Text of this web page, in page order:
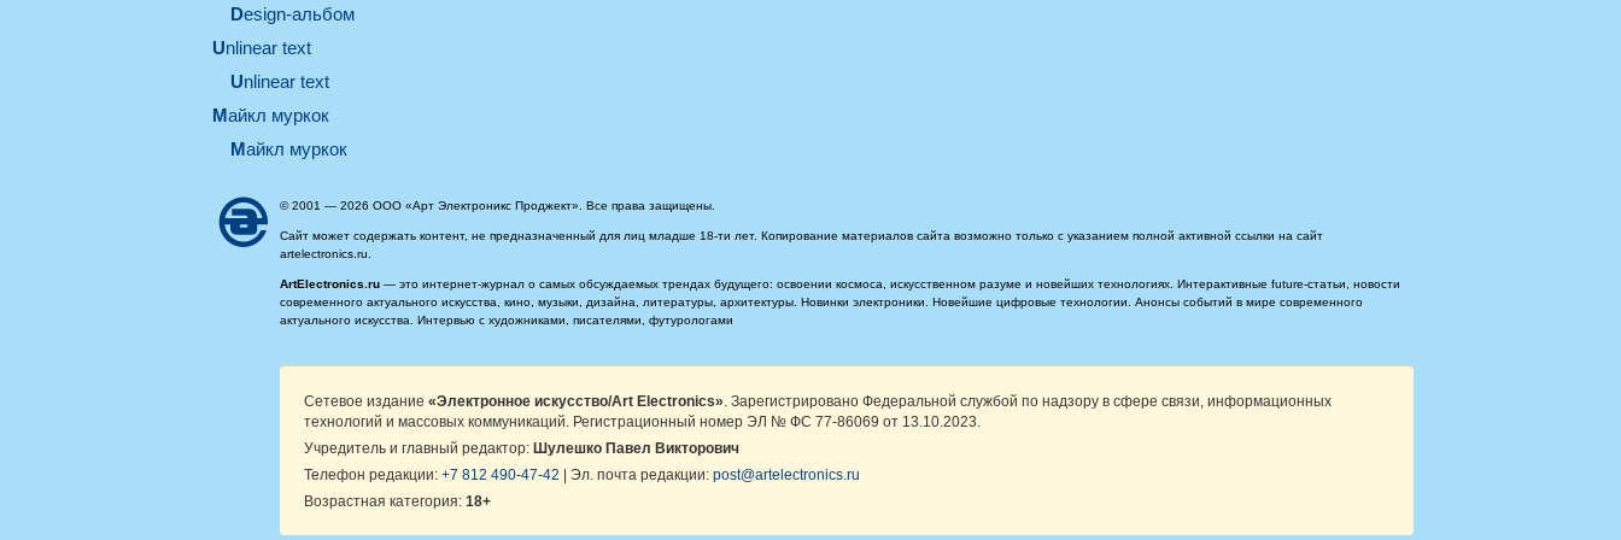
design-альбом
unlinear text
Unlinear text
майкл муркок
майкл муркок
© 2001 — 2026 ООО «Арт Электроникс Проджект». Все права защищены.
Сайт может содержать контент, не предназначенный для лиц младше 18-ти лет. Копирование материалов сайта возможно только с указанием полной активной ссылки на сайт
artelectronics.ru.
ArtElectronics.ru — это интернет-журнал о самых обсуждаемых трендах будущего: освоении космоса, искусственном разуме и новейших технологиях. Интерактивные future-статьи, новости
современного актуального искусства, кино, музыки, дизайна, литературы, архитектуры. Новинки электроники. Новейшие цифровые технологии. Анонсы событий в мире современного
актуального искусства. Интервью с художниками, писателями, футурологами
Сетевое издание «Электронное искусство/Art Electronics» . Зарегистрировано Федеральной службой по надзору в сфере связи, информационных
технологий и массовых коммуникаций. Регистрационный номер ЭЛ № ФС 77-86069 от 13.10.2023.
Учредитель и главный редактор: Шулешко Павел Викторович
Телефон редакции: +7 812 490-47-42 | Эл. почта редакции: post@artelectronics.ru
Возрастная категория: 18+